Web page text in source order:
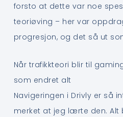
forsto at dette var noe
teoriøving – her var
progresjon, og det så ut
Når trafikkteori blir til
som endret alt
Navigeringen i Drivly er så
merket at jeg lærte den. Alt